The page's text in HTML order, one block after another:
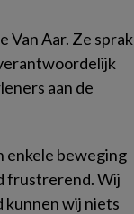
Van Aar. Ze sprak
aan de
enkele beweging
frustrerend. Wij
kunnen wij niets